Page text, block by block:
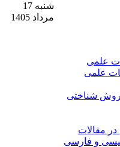
علمی
علمی
شناختی
مقالات
و فارسی
شنبه 17
مرداد 1405